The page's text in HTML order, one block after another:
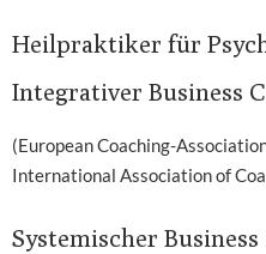
Heilpraktiker für
Integrativer Business
(European Coaching-
International Association of
Systemischer Business